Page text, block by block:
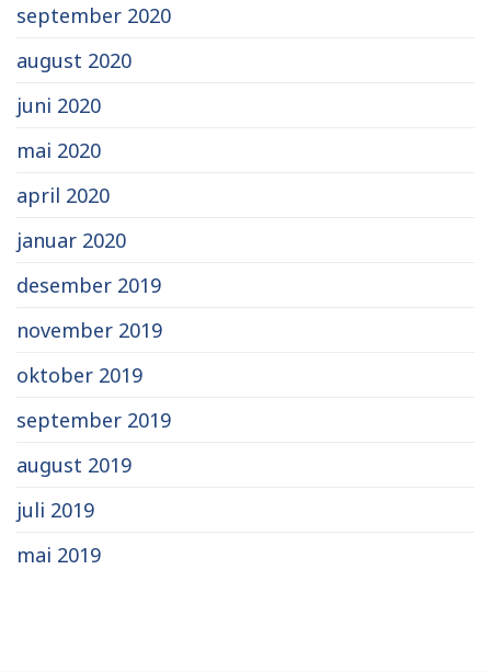
september 2020
august 2020
juni 2020
mai 2020
april 2020
januar 2020
desember 2019
november 2019
oktober 2019
september 2019
august 2019
juli 2019
mai 2019